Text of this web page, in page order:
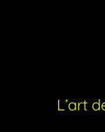
L’art